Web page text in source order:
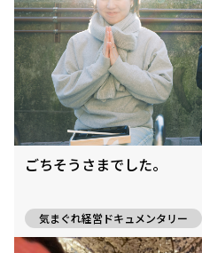
ごちそうさまでした。
気まぐれ経営ドキュメンタリー